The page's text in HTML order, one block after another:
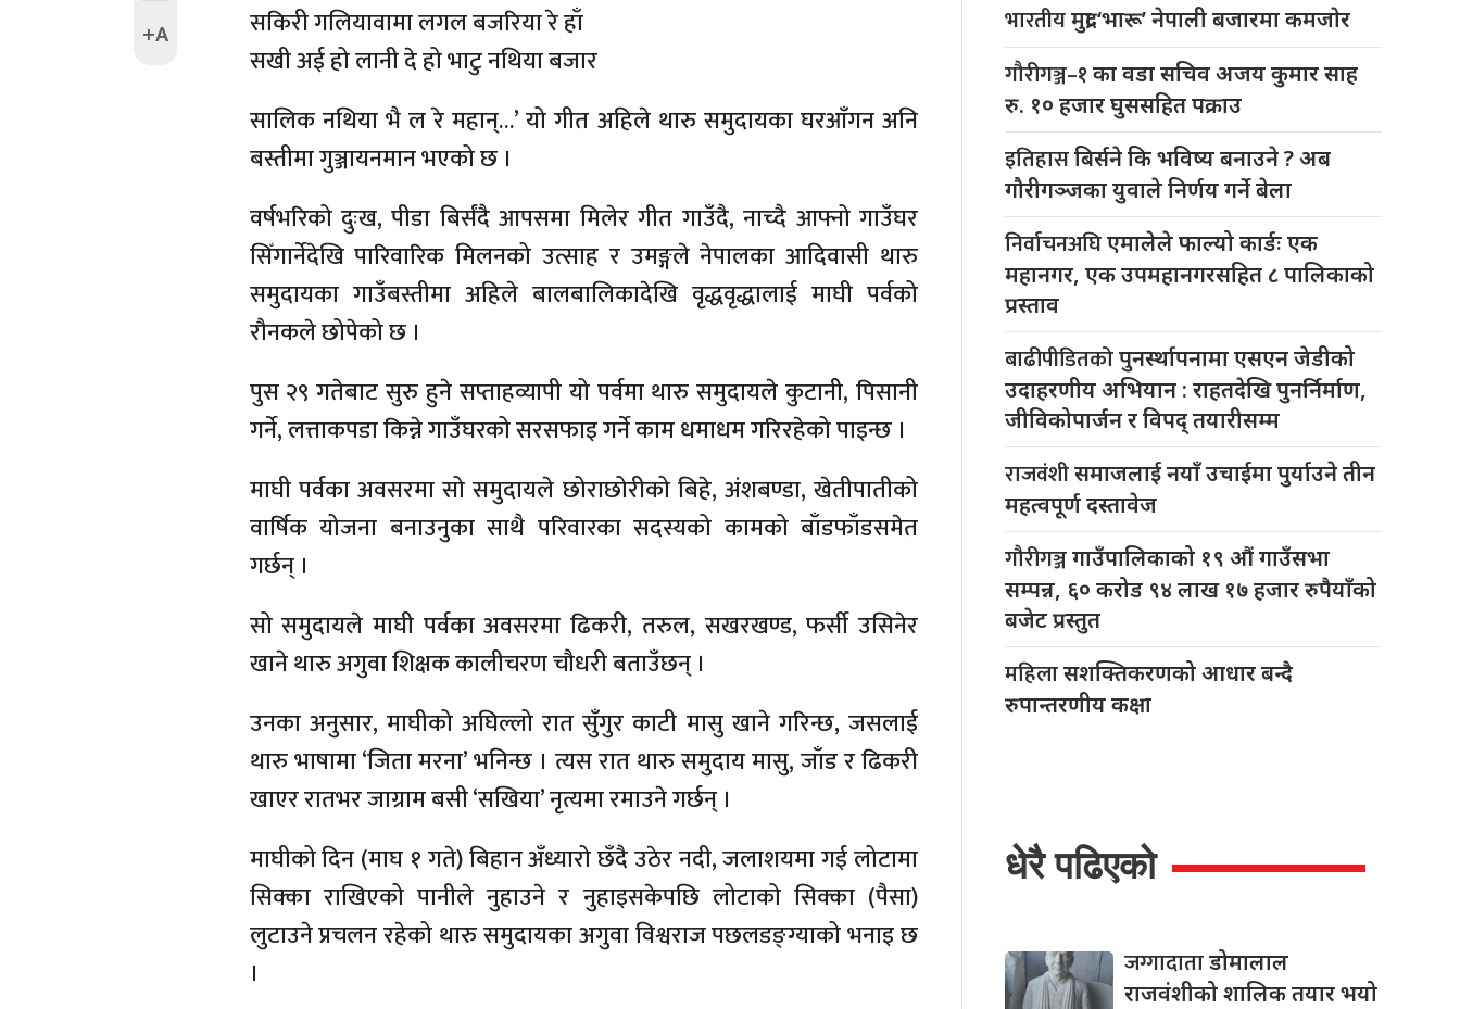
+A
सकिरी गलियावामा लगल बजरिया रे हाँ
सखी अई हो लानी दे हो भाटु नथिया बजार
सालिक नथिया भै ल रे महान्…’ यो गीत अहिले थारु समुदायका घरआँगन अनि
बस्तीमा गुञ्जायनमान भएको छ ।
वर्षभरिको दुःख, पीडा बिर्संदै आपसमा मिलेर गीत गाउँदै, नाच्दै आफ्नो गाउँघर
सिँगार्नेदेखि पारिवारिक मिलनको उत्साह र उमङ्गले नेपालका आदिवासी थारु
समुदायका गाउँबस्तीमा अहिले बालबालिकादेखि वृद्धवृद्धालाई माघी पर्वको
रौनकले छोपेको छ ।
पुस २९ गतेबाट सुरु हुने सप्ताहव्यापी यो पर्वमा थारु समुदायले कुटानी, पिसानी
गर्ने, लत्ताकपडा किन्ने गाउँघरको सरसफाइ गर्ने काम धमाधम गरिरहेको पाइन्छ ।
माघी पर्वका अवसरमा सो समुदायले छोराछोरीको बिहे, अंशबण्डा, खेतीपातीको
वार्षिक योजना बनाउनुका साथै परिवारका सदस्यको कामको बाँडफाँडसमेत
गर्छन् ।
सो समुदायले माघी पर्वका अवसरमा ढिकरी, तरुल, सखरखण्ड, फर्सी उसिनेर
खाने थारु अगुवा शिक्षक कालीचरण चौधरी बताउँछन् ।
उनका अनुसार, माघीको अघिल्लो रात सुँगुर काटी मासु खाने गरिन्छ, जसलाई
थारु भाषामा ‘जिता मरना’ भनिन्छ । त्यस रात थारु समुदाय मासु, जाँड र ढिकरी
खाएर रातभर जाग्राम बसी ‘सखिया’ नृत्यमा रमाउने गर्छन् ।
माघीको दिन (माघ १ गते) बिहान अँध्यारो छँदै उठेर नदी, जलाशयमा गई लोटामा
सिक्का राखिएको पानीले नुहाउने र नुहाइसकेपछि लोटाको सिक्का (पैसा)
लुटाउने प्रचलन रहेको थारु समुदायका अगुवा विश्वराज पछलडङ्ग्याको भनाइ छ
।
भारतीयमुद्रा ‘भारू’ नेपाली बजारमा कमजाेर
गौरीगञ्ज–१का वडा सचिव अजय कुमार साह
रु. १० हजार घुससहित पक्राउ
इतिहासबिर्सने कि भविष्य बनाउने ? अब
गौरीगञ्जका युवाले निर्णय गर्ने बेला
निर्वाचनअघिएमालेले फाल्यो कार्डः एक
महानगर, एक उपमहानगरसहित ८ पालिकाको
प्रस्ताव
बाढीपीडितकोपुनर्स्थापनामा एसएन जेडीको
उदाहरणीय अभियान : राहतदेखि पुनर्निर्माण,
जीविकोपार्जन र विपद् तयारीसम्म
राजवंशीसमाजलाई नयाँ उचाईमा पुर्याउने तीन
महत्वपूर्ण दस्तावेज
गौरीगञ्जगाउँपालिकाको १९ औं गाउँसभा
सम्पन्न, ६० करोड ९४ लाख १७ हजार रुपैयाँको
बजेट प्रस्तुत
महिलासशक्तिकरणको आधार बन्दै
रुपान्तरणीय कक्षा
धेरै पढिएको
जग्गादाताडोमालाल
राजवंशीको शालिक तयार भयो